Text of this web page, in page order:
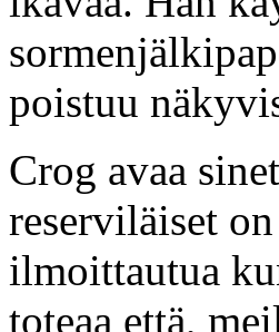
poistuu
Crog avaa
reserviläiset
ilmoittautua
toteaa että,